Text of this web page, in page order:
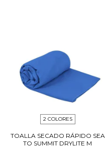
2 COLORES
TOALLA SECADO RÁPIDO SEA
TO SUMMIT DRYLITE M